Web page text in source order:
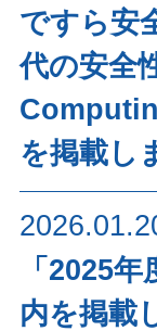
ですら安
代の安全
を掲載し
「2025
内を掲載